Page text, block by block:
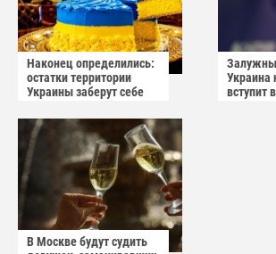
Наконец определились:
остатки территории
Украины заберут себе
Украина
вступит
В Москве будут судить